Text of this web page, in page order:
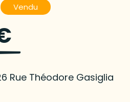
Vendu
Rue Théodore Gasiglia